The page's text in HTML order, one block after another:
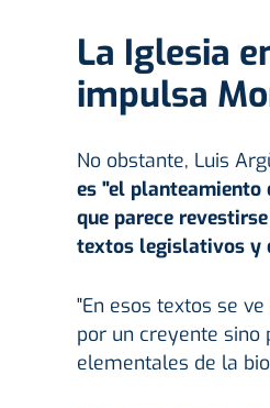
La Iglesia
impulsa
No obstante, Luis
es "el planteamiento
que parece
textos legislativos y
"En esos textos se
por un creyente sino
elementales de la